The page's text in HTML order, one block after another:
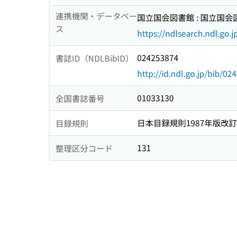
連携機関・データベー
ス
国立国会図書館 : 国立国会
https://
書誌ID（NDLBibID）
024253874
http://id.ndl.go.jp/bib/
全国書誌番号 01033130
目録規則 日本目録規則1987年版改
整理区分コード 131